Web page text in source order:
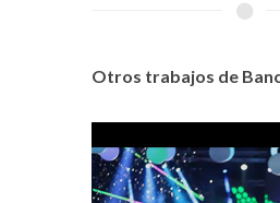
Otros trabajos de